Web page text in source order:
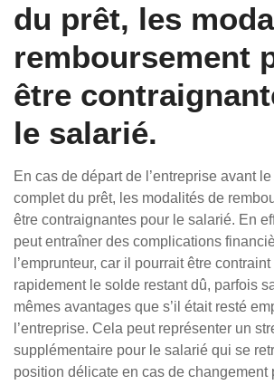
du prêt, les
remboursement
être
le salarié.
En cas de départ de l’entreprise avant
complet du prêt, les modalités de
être contraignantes pour le salarié. En
peut entraîner des complications
l’emprunteur, car il pourrait être
rapidement le solde restant dû, parfois
mêmes avantages que s’il était resté
l’entreprise. Cela peut représenter un
supplémentaire pour le salarié qui se
position délicate en cas de changement